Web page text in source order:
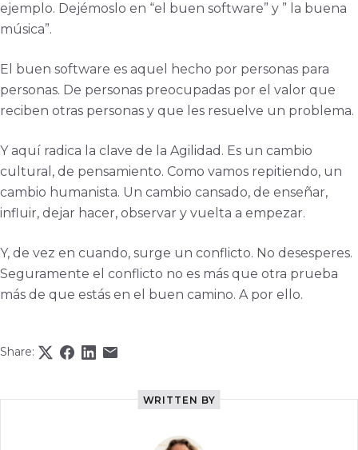
ejemplo. Dejémoslo en “el buen software” y ” la buena
música”.
El buen software es aquel hecho por personas para
personas. De personas preocupadas por el valor que
reciben otras personas y que les resuelve un problema.
Y aquí radica la clave de la Agilidad. Es un cambio
cultural, de pensamiento. Como vamos repitiendo, un
cambio humanista. Un cambio cansado, de enseñar,
influir, dejar hacer, observar y vuelta a empezar.
Y, de vez en cuando, surge un conflicto. No desesperes.
Seguramente el conflicto no es más que otra prueba
más de que estás en el buen camino. A por ello.
Share:
WRITTEN BY